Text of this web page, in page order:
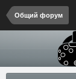
Общий форум